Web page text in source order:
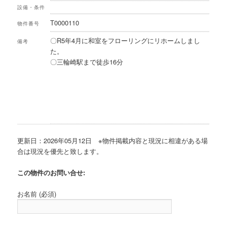
設備・条件
物件番号 T0000110
備考
〇R5年4月に和室をフローリングにリホームしまし
た。
〇三輪崎駅まで徒歩16分
更新日：2026年05月12日 ※物件掲載内容と現況に相違がある場
合は現況を優先と致します。
この物件のお問い合せ:
お名前 (必須)